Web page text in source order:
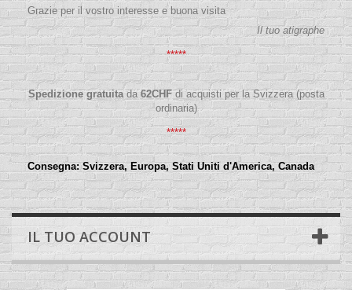
Grazie per il vostro interesse e buona visita
Il tuo atigraphe
*****
Spedizione gratuitada62CHFdi acquisti per la Svizzera (posta
ordinaria)
*****
Consegna:Svizzera, Europa, Stati Uniti d'America, Canada
IL TUO ACCOUNT